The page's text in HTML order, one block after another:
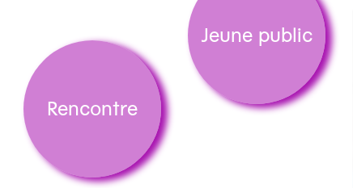
Rencontre
Jeune public